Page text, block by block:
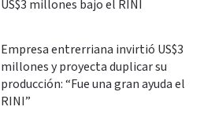
US$3 millones bajo el RINI
Empresa entrerriana invirtió US$3
millones y proyecta duplicar su
producción: “Fue una gran ayuda el
RINI”